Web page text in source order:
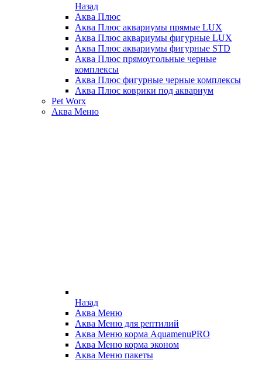
Назад
Аква Плюс
Аква Плюс аквариумы прямые LUX
Аква Плюс аквариумы фигурные LUX
Аква Плюс аквариумы фигурные STD
Аква Плюс прямоугольные черные
комплексы
Аква Плюс фигурные черные комплексы
Аква Плюс коврики под аквариум
Pet Worx
Аква Меню
Назад
Аква Меню
Аква Меню для рептилий
Аква Меню корма AquamenuPRO
Аква Меню корма эконом
Аква Меню пакеты